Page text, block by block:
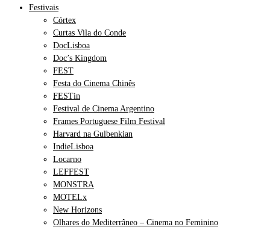
Festivais
Córtex
Curtas Vila do Conde
DocLisboa
Doc’s Kingdom
FEST
Festa do Cinema Chinês
FESTin
Festival de Cinema Argentino
Frames Portuguese Film Festival
Harvard na Gulbenkian
IndieLisboa
Locarno
LEFFEST
MONSTRA
MOTELx
New Horizons
Olhares do Mediterrâneo – Cinema no Feminino